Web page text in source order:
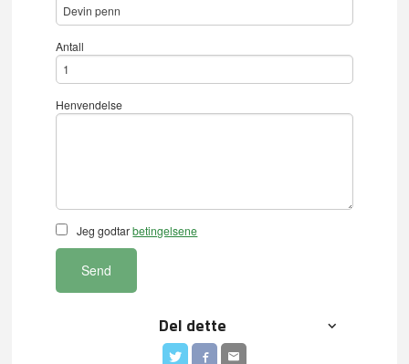
Antall
Henvendelse
Jeg godtarbetingelsene
Send
Del dette